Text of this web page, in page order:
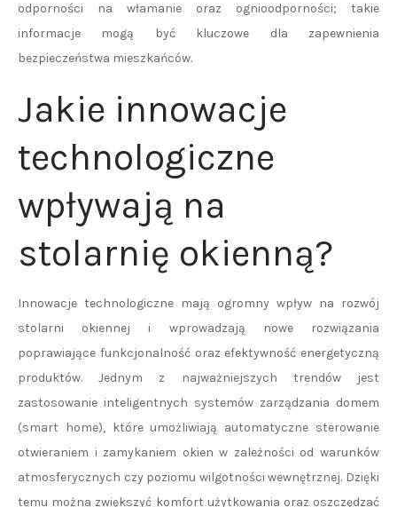
odporności na włamanie oraz ognioodporności; takie
informacje mogą być kluczowe dla zapewnienia
bezpieczeństwa mieszkańców.
Jakie innowacje
technologiczne
wpływają na
stolarnię okienną?
Innowacje technologiczne mają ogromny wpływ na rozwój
stolarni okiennej i wprowadzają nowe rozwiązania
poprawiające funkcjonalność oraz efektywność energetyczną
produktów. Jednym z najważniejszych trendów jest
zastosowanie inteligentnych systemów zarządzania domem
(smart home), które umożliwiają automatyczne sterowanie
otwieraniem i zamykaniem okien w zależności od warunków
atmosferycznych czy poziomu wilgotności wewnętrznej. Dzięki
temu można zwiększyć komfort użytkowania oraz oszczędzać